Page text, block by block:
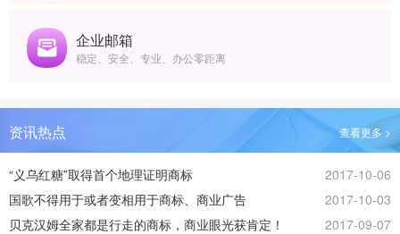
企业邮箱
稳定、安全、专业、办公零距离
资讯热点 查看更多 >
“义乌红糖”取得首个地理证明商标
2017-10-06
国歌不得用于或者变相用于商标、商业广告
2017-10-03
贝克汉姆全家都是行走的商标，商业眼光获肯定！
2017-09-07